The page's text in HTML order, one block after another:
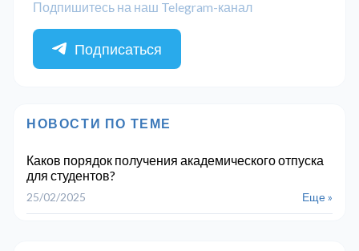
Подпишитесь на наш Telegram-канал
Подписаться
НОВОСТИ ПО ТЕМЕ
Каков порядок получения академического отпуска
для студентов?
25/02/2025 Еще »